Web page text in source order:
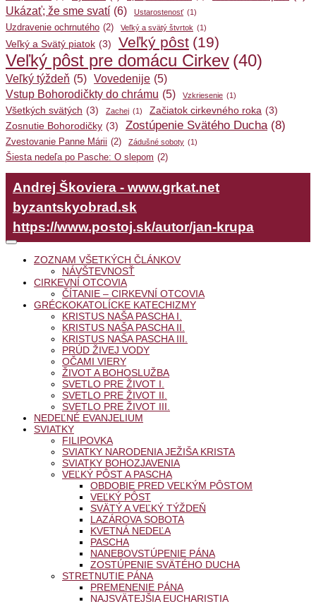
Ukázať; že sme svatí (6) Ustarostenosť (1)
Uzdravenie ochrnutého (2) Veľký a svätý štvrtok (1)
Veľký a Svätý piatok (3) Veľký pôst (19)
Veľký pôst pre domácu Cirkev (40)
Veľký týždeň (5) Vovedenije (5)
Vstup Bohorodičkty do chrámu (5) Vzkriesenie (1)
Všetkých svätých (3) Zachej (1) Začiatok cirkevného roka (3)
Zosnutie Bohorodičky (3) Zostúpenie Svätého Ducha (8)
Zvestovanie Panne Márii (2) Zádušné soboty (1)
Šiesta nedeľa po Pasche: O slepom (2)
Andrej Škoviera - www.grkat.net
byzantskyobrad.sk
https://www.postoj.sk/autor/jan-krupa
ZOZNAM VŠETKÝCH ČLÁNKOV
NÁVŠTEVNOSŤ
CIRKEVNÍ OTCOVIA
ČÍTANIE – CIRKEVNÍ OTCOVIA
GRÉCKOKATOLÍCKE KATECHIZMY
KRISTUS NAŠA PASCHA I.
KRISTUS NAŠA PASCHA II.
KRISTUS NAŠA PASCHA III.
PRÚD ŽIVEJ VODY
OČAMI VIERY
ŽIVOT A BOHOSLUŽBA
SVETLO PRE ŽIVOT I.
SVETLO PRE ŽIVOT II.
SVETLO PRE ŽIVOT III.
NEDEĽNÉ EVANJELIUM
SVIATKY
FILIPOVKA
SVIATKY NARODENIA JEŽIŠA KRISTA
SVIATKY BOHOZJAVENIA
VEĽKÝ PÔST A PASCHA
OBDOBIE PRED VEĽKÝM PÔSTOM
VEĽKÝ PÔST
SVÄTÝ A VEĽKÝ TÝŽDEŇ
LAZÁROVA SOBOTA
KVETNÁ NEDEĽA
PASCHA
NANEBOVSTÚPENIE PÁNA
ZOSTÚPENIE SVÄTÉHO DUCHA
STRETNUTIE PÁNA
PREMENENIE PÁNA
NAJSVÄTEJŠIA EUCHARISTIA